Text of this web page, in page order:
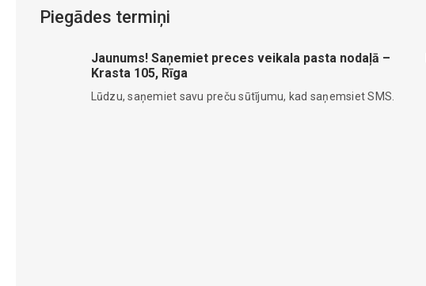
Piegādes termiņi
Jaunums! Saņemiet preces veikala pasta nodaļā –
Krasta 105, Rīga
Lūdzu, saņemiet savu preču sūtījumu, kad saņemsiet SMS.